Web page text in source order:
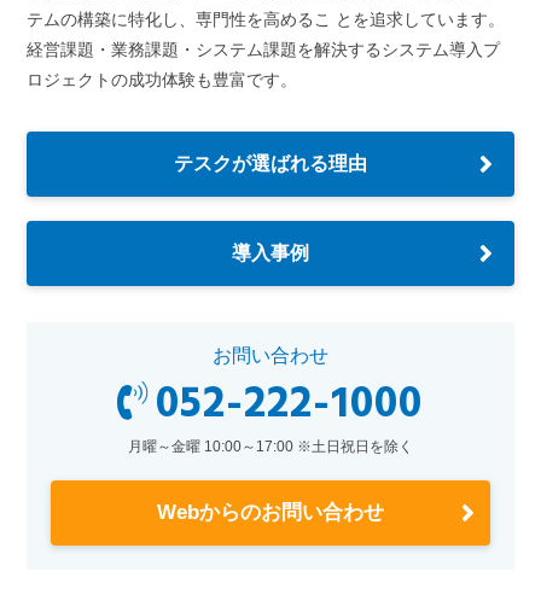
テムの構築に特化し、専⾨性を⾼めるこ とを追求しています。
経営課題・業務課題・システム課題を解決するシステム導⼊プ
ロジェクトの成功体験も豊富です。
テスクが選ばれる理由
導入事例
お問い合わせ
052-222-1000
月曜～金曜 10:00～17:00 ※土日祝日を除く
Webからのお問い合わせ